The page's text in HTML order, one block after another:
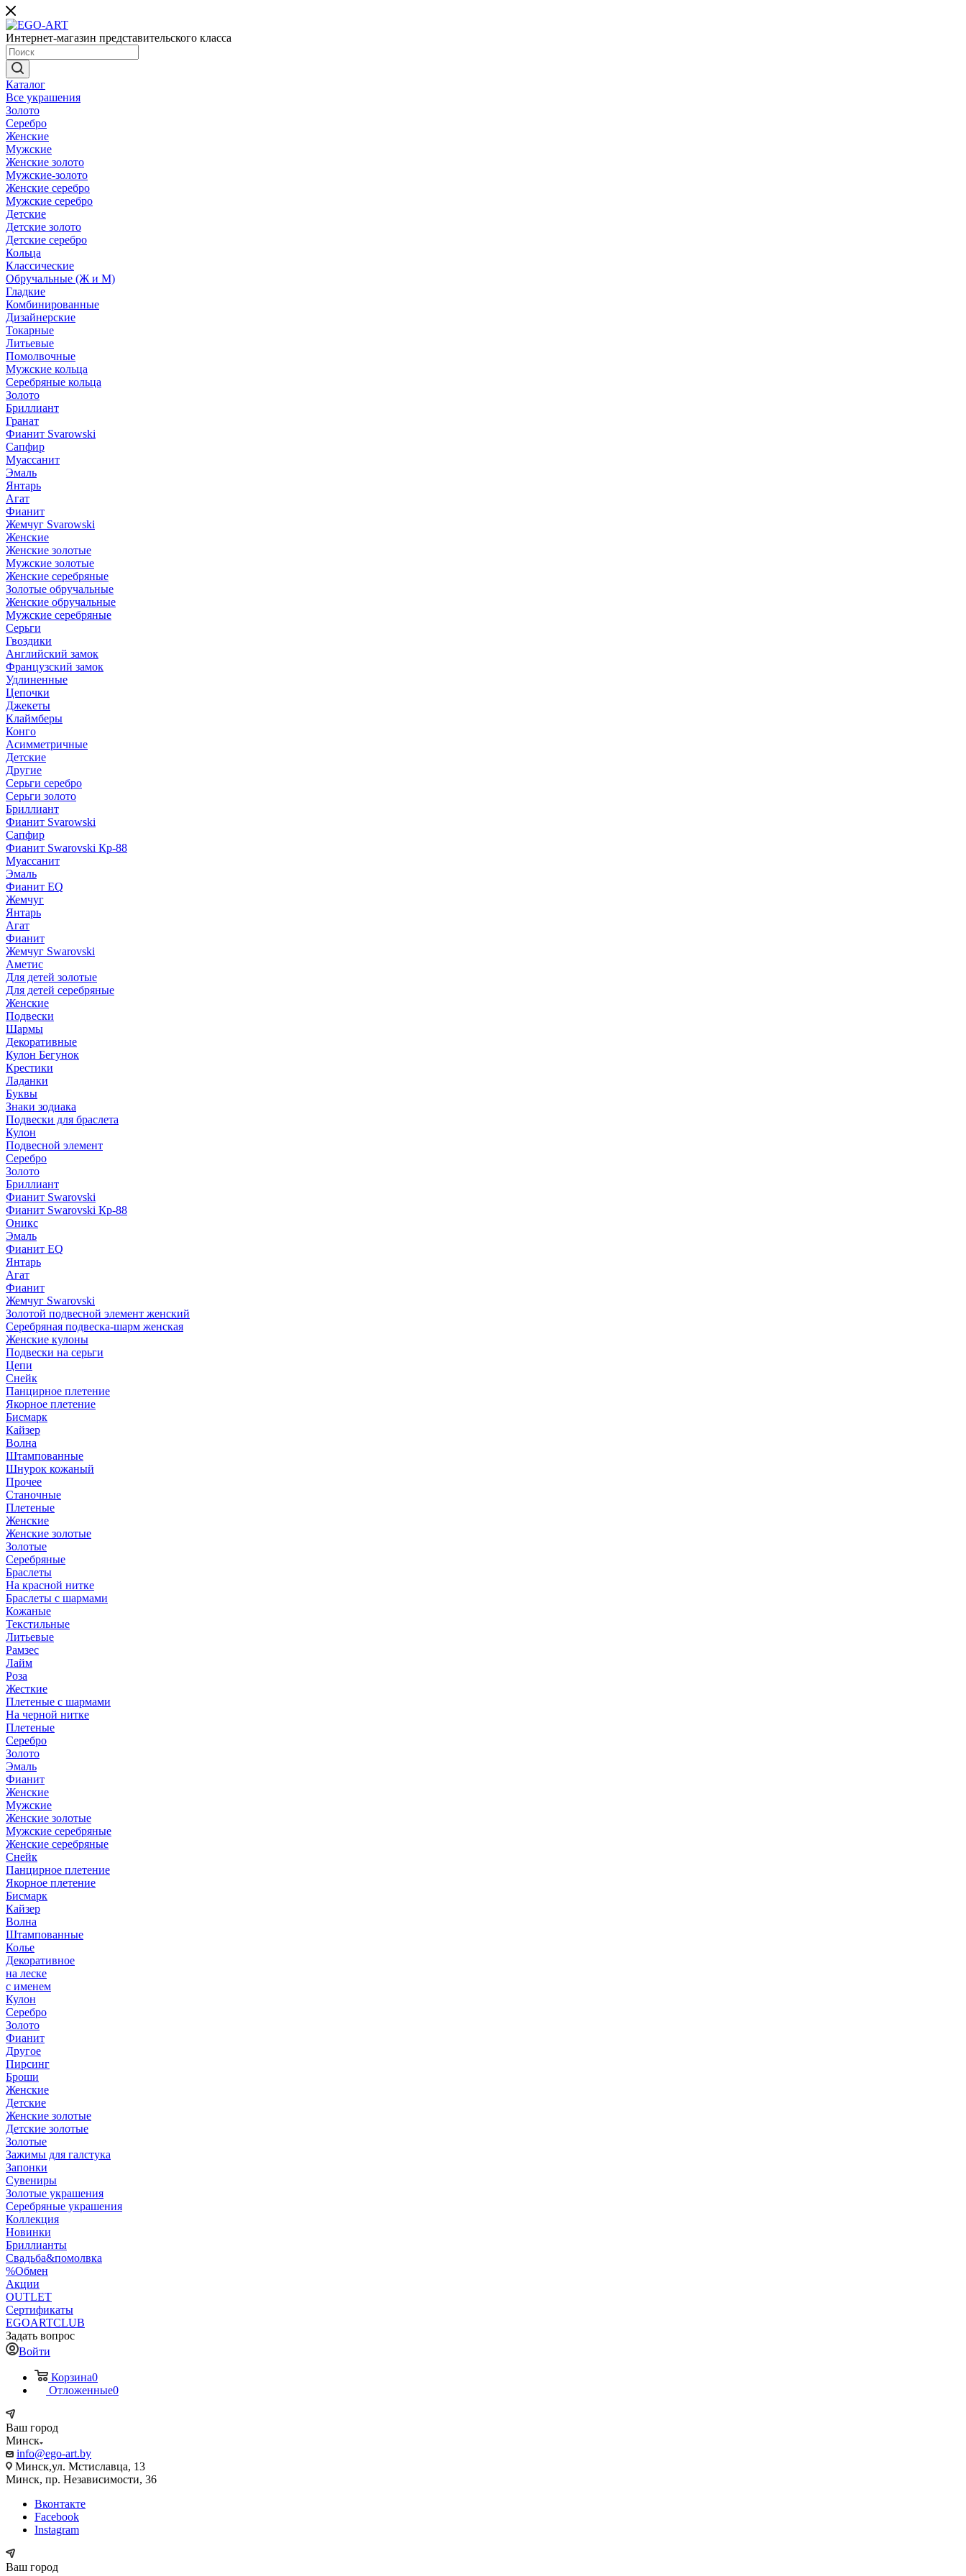
Интернет-магазин представительского класса
Каталог
Все украшения
Золото
Серебро
Женские
Мужские
Женские золото
Мужские-золото
Женские серебро
Мужские серебро
Детские
Детские золото
Детские серебро
Кольца
Классические
Обручальные (Ж и М)
Гладкие
Комбинированные
Дизайнерские
Токарные
Литьевые
Помолвочные
Мужские кольца
Серебряные кольца
Золото
Бриллиант
Гранат
Фианит Svarowski
Сапфир
Муассанит
Эмаль
Янтарь
Агат
Фианит
Жемчуг Svarowski
Женские
Женские золотые
Мужские золотые
Женские серебряные
Золотые обручальные
Женские обручальные
Мужские серебряные
Серьги
Гвоздики
Английский замок
Французский замок
Удлиненные
Цепочки
Джекеты
Клаймберы
Конго
Асимметричные
Детские
Другие
Серьги серебро
Серьги золото
Бриллиант
Фианит Svarowski
Сапфир
Фианит Swarovski Кр-88
Муассанит
Эмаль
Фианит EQ
Жемчуг
Янтарь
Агат
Фианит
Жемчуг Swarovski
Аметис
Для детей золотые
Для детей серебряные
Женские
Подвески
Шармы
Декоративные
Кулон Бегунок
Крестики
Ладанки
Буквы
Знаки зодиака
Подвески для браслета
Кулон
Подвесной элемент
Серебро
Золото
Бриллиант
Фианит Swarovski
Фианит Swarovski Кр-88
Оникс
Эмаль
Фианит EQ
Янтарь
Агат
Фианит
Жемчуг Swarovski
Золотой подвесной элемент женcкий
Серебряная подвеска-шарм женская
Женские кулоны
Подвески на серьги
Цепи
Снейк
Панцирное плетение
Якорное плетение
Бисмарк
Кайзер
Волна
Штампованные
Шнурок кожаный
Прочее
Станочные
Плетеные
Женские
Женские золотые
Золотые
Серебряные
Браслеты
На красной нитке
Браслеты с шармами
Кожаные
Текстильные
Литьевые
Рамзес
Лайм
Роза
Жесткие
Плетеные с шармами
На черной нитке
Плетеные
Серебро
Золото
Эмаль
Фианит
Женские
Мужские
Женские золотые
Мужские серебряные
Женские серебряные
Снейк
Панцирное плетение
Якорное плетение
Бисмарк
Кайзер
Волна
Штампованные
Колье
Декоративное
на леске
с именем
Кулон
Серебро
Золото
Фианит
Другое
Пирсинг
Броши
Женские
Детские
Женские золотые
Детские золотые
Золотые
Зажимы для галстука
Запонки
Сувениры
Золотые украшения
Серебряные украшения
Коллекция
Новинки
Бриллианты
Свадьба&помолвка
%Обмен
Акции
OUTLET
Сертификаты
EGOARTCLUB
Задать вопрос
Войти
Корзина0
Отложенные0
Ваш город
Минск
info@ego-art.by
Минск,ул. Мстиславца, 13
Минск, пр. Независимости, 36
Вконтакте
Facebook
Instagram
Ваш город